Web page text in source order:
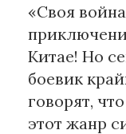
«Своя
Китае! Но
боевик
говорят,
этот жанр